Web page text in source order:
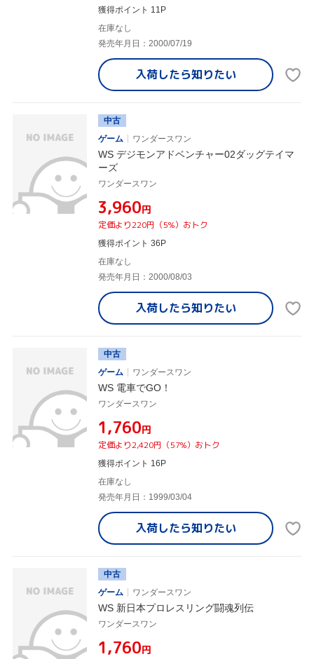
獲得ポイント 11P
在庫なし
発売年月日：2000/07/19
入荷したら知りたい
中古
ゲーム
ワンダースワン
WS デジモンアドベンチャー02ダッグテイマ
ーズ
ワンダースワン
¥3,960円
定価より220円（5%）おトク
獲得ポイント 36P
在庫なし
発売年月日：2000/08/03
入荷したら知りたい
中古
ゲーム
ワンダースワン
WS 電車でGO！
ワンダースワン
¥1,760円
定価より2,420円（57%）おトク
獲得ポイント 16P
在庫なし
発売年月日：1999/03/04
入荷したら知りたい
中古
ゲーム
ワンダースワン
WS 新日本プロレスリング闘魂列伝
ワンダースワン
¥1,760円